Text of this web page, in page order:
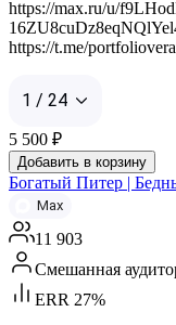
https://max.ru/u/
https://t.me/
1 / 24
5 500 ₽
Добавить в корзину
Богатый Питер |
Max
11 903
Смешанная
ERR 27%